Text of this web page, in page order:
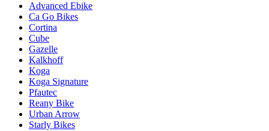
Advanced Ebike
Ca Go Bikes
Cortina
Cube
Gazelle
Kalkhoff
Koga
Koga Signature
Pfautec
Reany Bike
Urban Arrow
Starly Bikes